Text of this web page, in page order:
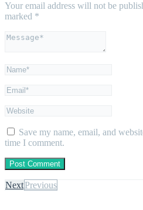
Your email address will not be
marked *
Save my name, email, and
time I comment.
NextPrevious